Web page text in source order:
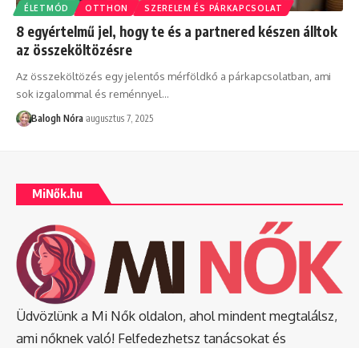
ÉLETMÓD OTTHON SZERELEM ÉS PÁRKAPCSOLAT
8 egyértelmű jel, hogy te és a partnered készen álltok
az összeköltözésre
Az összeköltözés egy jelentős mérföldkő a párkapcsolatban, ami
sok izgalommal és reménnyel…
Balogh Nóra augusztus 7, 2025
MiNők.hu
Üdvözlünk a Mi Nők oldalon, ahol mindent megtalálsz,
ami nőknek való! Felfedezhetsz tanácsokat és